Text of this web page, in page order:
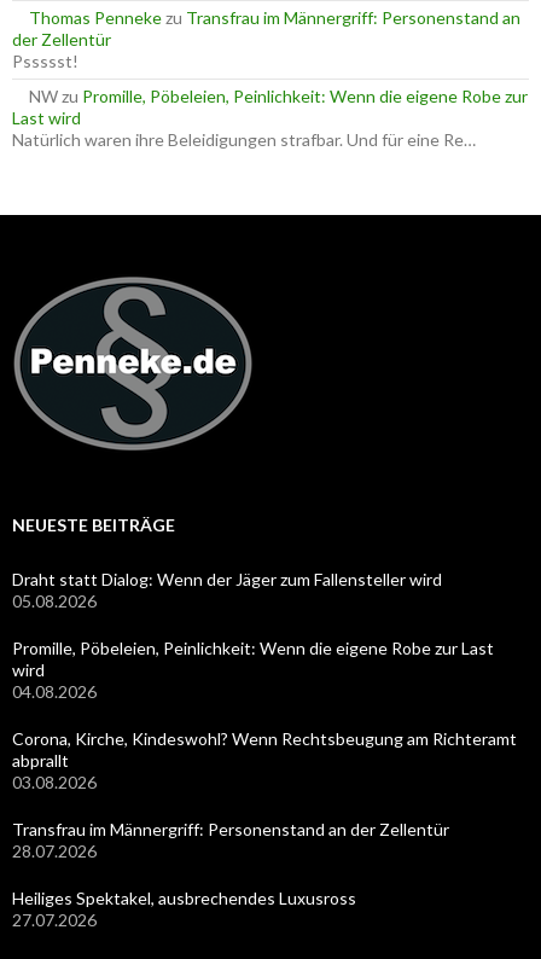
Thomas Pennekezu Transfrau im Männergriff: Personenstand an
der Zellentür
Pssssst!
NWzu Promille, Pöbeleien, Peinlichkeit: Wenn die eigene Robe zur
Last wird
Natürlich waren ihre Beleidigungen strafbar. Und für eine Re…
NEUESTE BEITRÄGE
Draht statt Dialog: Wenn der Jäger zum Fallensteller wird
05.08.2026
Promille, Pöbeleien, Peinlichkeit: Wenn die eigene Robe zur Last
wird
04.08.2026
Corona, Kirche, Kindeswohl? Wenn Rechtsbeugung am Richteramt
abprallt
03.08.2026
Transfrau im Männergriff: Personenstand an der Zellentür
28.07.2026
Heiliges Spektakel, ausbrechendes Luxusross
27.07.2026